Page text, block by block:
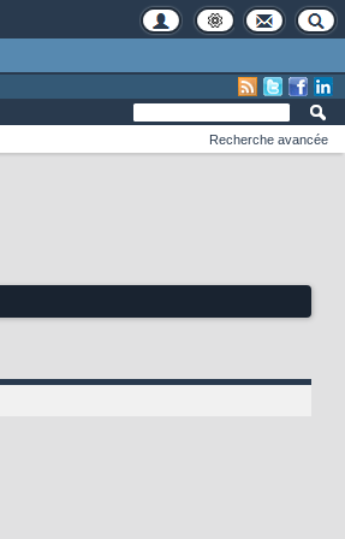
Recherche avancée